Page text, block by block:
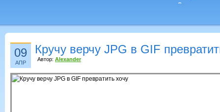
Существует
09
АПР
Кручу верчу JPG в GIF
Автор: Alexander